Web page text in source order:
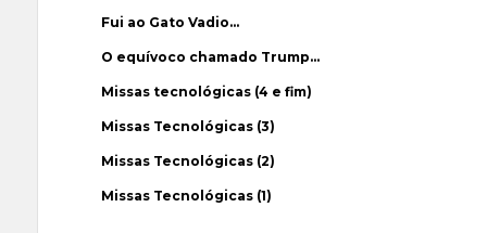
Fui ao Gato Vadio…
O equívoco chamado Trump…
Missas tecnológicas (4 e fim)
Missas Tecnológicas (3)
Missas Tecnológicas (2)
Missas Tecnológicas (1)